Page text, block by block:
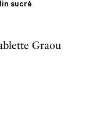
sucré
Graou